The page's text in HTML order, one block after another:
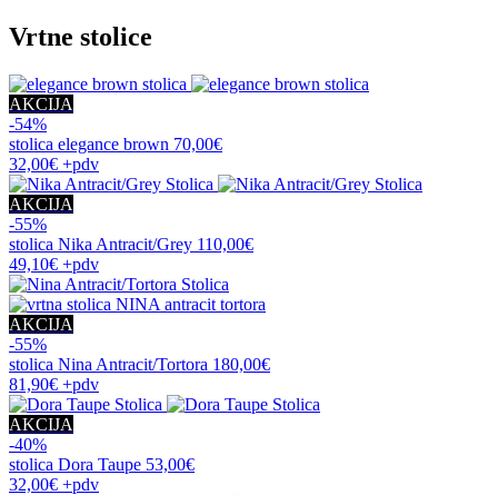
Vrtne stolice
AKCIJA
-54%
stolica elegance brown 70,00€
32,00€ +pdv
AKCIJA
-55%
stolica Nika Antracit/Grey 110,00€
49,10€ +pdv
AKCIJA
-55%
stolica Nina Antracit/Tortora 180,00€
81,90€ +pdv
AKCIJA
-40%
stolica Dora Taupe 53,00€
32,00€ +pdv